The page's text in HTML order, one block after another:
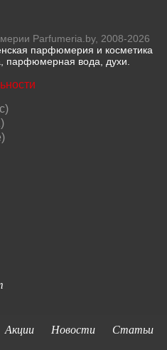
Parfumeria.by, 2008-2026
парфюмерия и косметика
парфюмерная вода, духи.
Акции Новости
Статьи